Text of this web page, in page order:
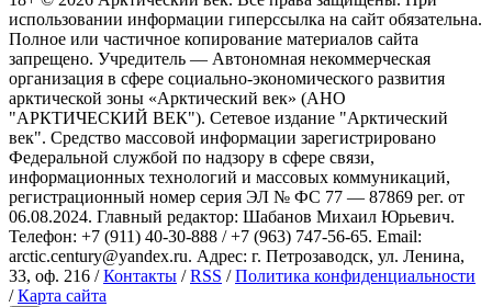
использовании информации гиперссылка на сайт обязательна.
Полное или частичное копирование материалов сайта
запрещено. Учредитель — Автономная некоммерческая
организация в сфере социально-экономического развития
арктической зоны «Арктический век» (АНО
"АРКТИЧЕСКИЙ ВЕК"). Сетевое издание "Арктический
век". Средство массовой информации зарегистрировано
Федеральной службой по надзору в сфере связи,
информационных технологий и массовых коммуникаций,
регистрационный номер серия ЭЛ № ФС 77 — 87869 рег. от
06.08.2024. Главный редактор: Шабанов Михаил Юрьевич.
Телефон: +7 (911) 40-30-888 / +7 (963) 747-56-65. Email:
arctic.century@yandex.ru. Адрес: г. Петрозаводск, ул. Ленина,
33, оф. 216 /Контакты /RSS /Политика конфиденциальности
/Карта сайта